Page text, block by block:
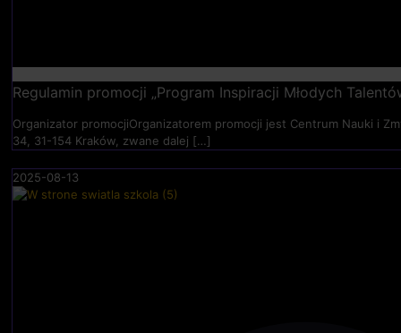
Regulamin promocji „Program Inspiracji Młodych
Organizator promocjiOrganizatorem promocji jest Centrum Nauki i
34, 31-154 Kraków, zwane dalej […]
2025-08-13